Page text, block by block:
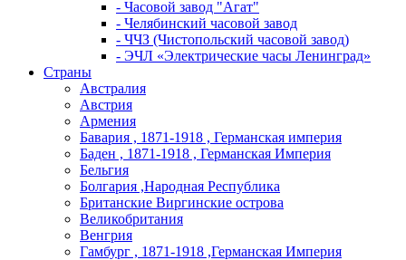
- Часовой завод "Агат"
- Челябинский часовой завод
- ЧЧЗ (Чистопольский часовой завод)
- ЭЧЛ «Электрические часы Ленинград»
Страны
Австралия
Австрия
Армения
Бавария , 1871-1918 , Германская империя
Баден , 1871-1918 , Германская Империя
Бельгия
Болгария ,Народная Республика
Британские Виргинские острова
Великобритания
Венгрия
Гамбург , 1871-1918 ,Германская Империя